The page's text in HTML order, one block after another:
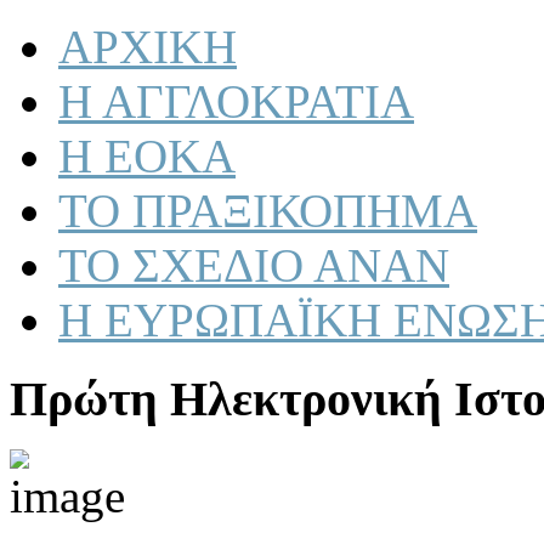
ΑΡΧΙΚΗ
Η ΑΓΓΛΟΚΡΑΤΙΑ
Η ΕΟΚΑ
ΤΟ ΠΡΑΞΙΚΟΠΗΜΑ
ΤΟ ΣΧΕΔΙΟ ΑΝΑΝ
Η ΕΥΡΩΠΑΪΚΗ
Πρώτη Ηλεκτρονική